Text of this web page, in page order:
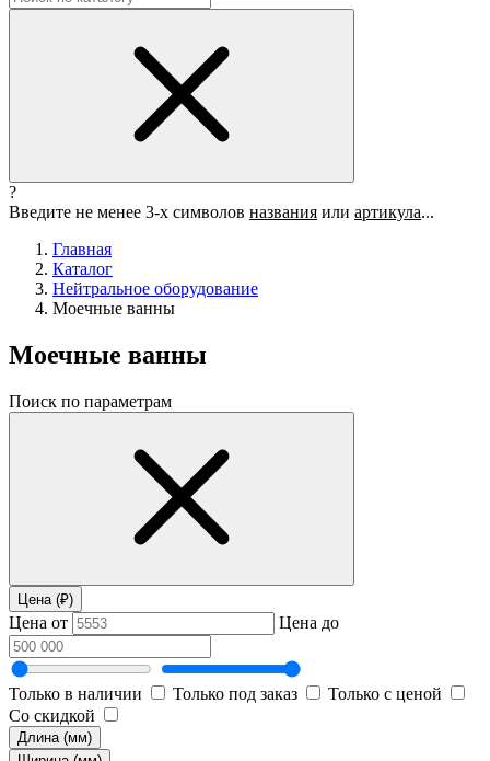
?
Введите не менее 3-х символов названия или артикула...
Главная
Каталог
Нейтральное оборудование
Моечные ванны
Моечные ванны
Поиск по параметрам
Цена (₽)
Цена от Цена до
Только в наличии Только под заказ
Только с ценой
Со скидкой
Длина (мм)